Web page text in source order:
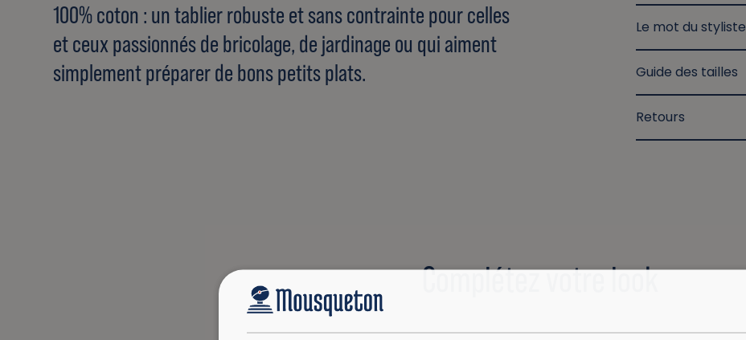
100% coton : un tablier robuste et sans contrainte pour celles
et ceux passionnés de bricolage, de jardinage ou qui aiment
simplement préparer de bons petits plats.
Le mot du styliste
Guide des tailles
Retours
Complétez votre look